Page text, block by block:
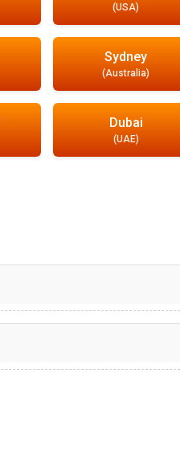
(USA)
Sydney
(Australia)
Dubai
(UAE)